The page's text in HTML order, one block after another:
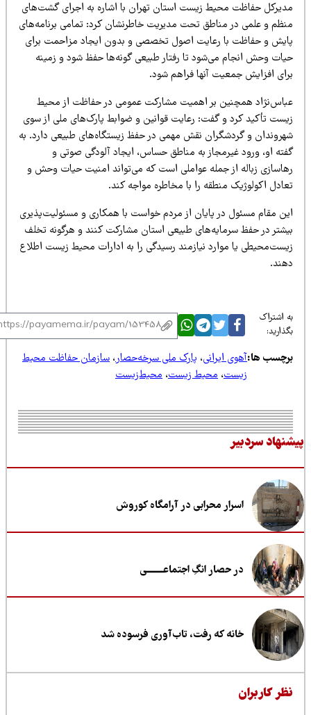
حفاظت محیط زیست استان تهران با اشاره به اجرای گشت‌های
و علمی در مناطق تحت مدیریت خاطرنشان کرد: تمامی برنامه‌های
و حفاظت با رعایت اصول تخصصی و بدون ایجاد مزاحمت برای
وحش انجام می‌شود تا رفتار طبیعی گونه‌ها حفظ شود و زمینه
افزایش جمعیت آنها فراهم شود.
همچنین بر اهمیت مشارکت عمومی در حفاظت از محیط
تأکید کرد و گفت: رعایت قوانین و ضوابط پارک‌های ملی از سوی
و گردشگران نقش مهمی در حفظ زیستگاه‌های طبیعی دارد. به
او، ورود غیرمجاز به مناطق حساس، ایجاد آلودگی صوتی و
زباله از جمله عواملی است که می‌تواند امنیت حیات وحش و
اکولوژیک منطقه را با مخاطره مواجه کند.
مقام مسئول در پایان از مردم خواست با همکاری و مسئولیت‌پذیری
در حفظ سرمایه‌های طبیعی استان مشارکت کنند و هرگونه تخلف
یا موارد نیازمند رسیدگی را به ادارات محیط زیست اطلاع
اشتراک
ها:آهوی ایرانی،پارک ملی سرخه‌حصار،سازمان حفاظت محیط
زیست،محیط زیست،محیط‌زیست
سردبیر
اسرار محرابی در آرامگاه کوروش
در حصار انگِ اجتماعــــــــی
خانه که رفت، تاب‌آوری فرسوده شد
کاربران